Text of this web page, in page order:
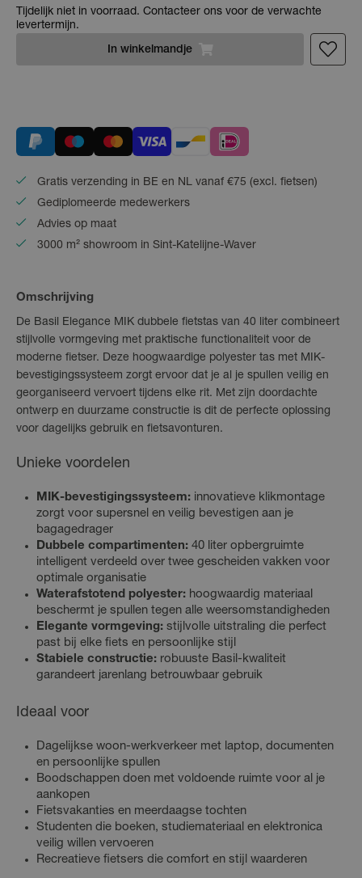
Tijdelijk niet in voorraad. Contacteer ons voor de verwachte
levertermijn.
In winkelmandje
Gratis verzending in BE en NL vanaf €75 (excl. fietsen)
Gediplomeerde medewerkers
Advies op maat
3000 m² showroom in Sint-Katelijne-Waver
Omschrijving
De Basil Elegance MIK dubbele fietstas van 40 liter combineert
stijlvolle vormgeving met praktische functionaliteit voor de
moderne fietser. Deze hoogwaardige polyester tas met MIK-
bevestigingssysteem zorgt ervoor dat je al je spullen veilig en
georganiseerd vervoert tijdens elke rit. Met zijn doordachte
ontwerp en duurzame constructie is dit de perfecte oplossing
voor dagelijks gebruik en fietsavonturen.
Unieke voordelen
MIK-bevestigingssysteem: innovatieve klikmontage
zorgt voor supersnel en veilig bevestigen aan je
bagagedrager
Dubbele compartimenten: 40 liter opbergruimte
intelligent verdeeld over twee gescheiden vakken voor
optimale organisatie
Waterafstotend polyester: hoogwaardig materiaal
beschermt je spullen tegen alle weersomstandigheden
Elegante vormgeving: stijlvolle uitstraling die perfect
past bij elke fiets en persoonlijke stijl
Stabiele constructie: robuuste Basil-kwaliteit
garandeert jarenlang betrouwbaar gebruik
Ideaal voor
Dagelijkse woon-werkverkeer met laptop, documenten
en persoonlijke spullen
Boodschappen doen met voldoende ruimte voor al je
aankopen
Fietsvakanties en meerdaagse tochten
Studenten die boeken, studiemateriaal en elektronica
veilig willen vervoeren
Recreatieve fietsers die comfort en stijl waarderen